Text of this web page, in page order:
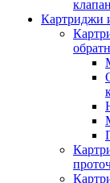
Картриджи